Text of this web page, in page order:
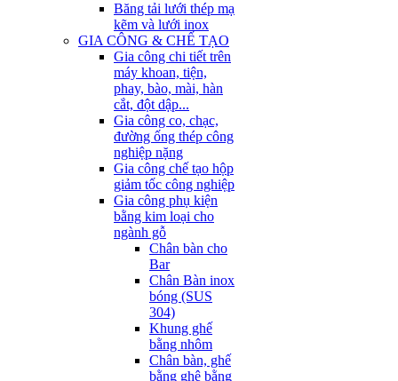
Băng tải lưới thép mạ
kẽm và lưới inox
GIA CÔNG & CHẾ TẠO
Gia công chi tiết trên
máy khoan, tiện,
phay, bào, mài, hàn
cắt, đột dập...
Gia công co, chạc,
đường ống thép công
nghiệp nặng
Gia công chế tạo hộp
giảm tốc công nghiệp
Gia công phụ kiện
bằng kim loại cho
ngành gỗ
Chân bàn cho
Bar
Chân Bàn inox
bóng (SUS
304)
Khung ghế
bằng nhôm
Chân bàn, ghế
bằng ghê bằng